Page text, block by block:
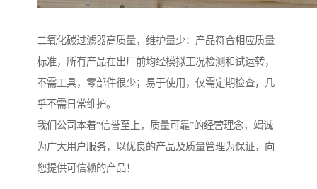
二氧化碳过滤器高质量，维护量少：产品符合相应质量
标准，所有产品在出厂前均经模拟工况检测和试运转，
不需工具，零部件很少；易于使用，仅需定期检查，几
乎不需日常维护。
我们公司本着“信誉至上，质量可靠”的经营理念，竭诚
为广大用户服务，以优良的产品及质量管理为保证，向
您提供可信赖的产品！